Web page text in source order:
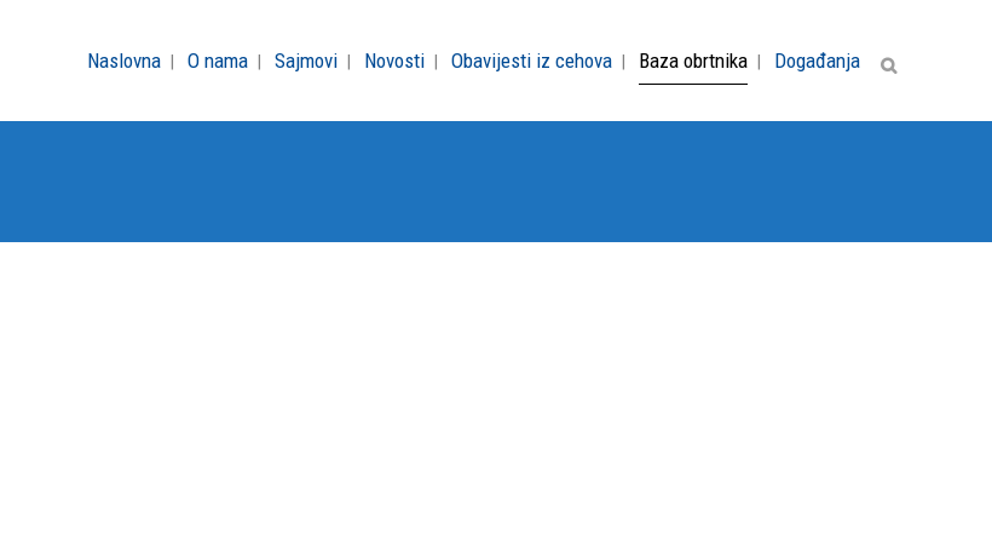
Naslovna O nama Sajmovi Novosti Obavijesti iz cehova Baza obrtnika Događanja